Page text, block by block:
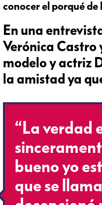
conocer el porqué de
En una
Verónica Castro
modelo y actriz
la amistad ya
“La verdad
bueno yo
que se